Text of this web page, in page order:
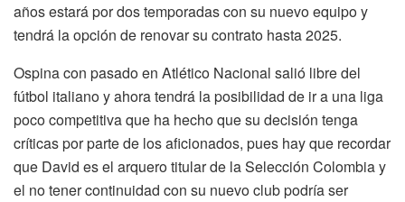
años estará por dos temporadas con su nuevo equipo y
tendrá la opción de renovar su contrato hasta 2025.
Ospina con pasado en Atlético Nacional salió libre del
fútbol italiano y ahora tendrá la posibilidad de ir a una liga
poco competitiva que ha hecho que su decisión tenga
críticas por parte de los aficionados, pues hay que recordar
que David es el arquero titular de la Selección Colombia y
el no tener continuidad con su nuevo club podría ser